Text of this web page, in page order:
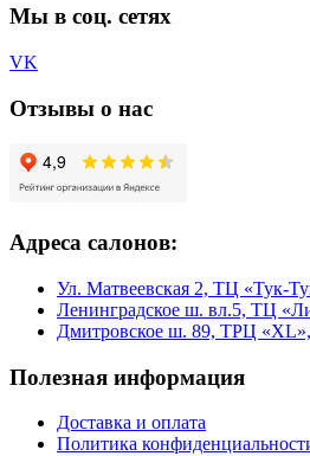
Мы в соц. сетях
VK
Отзывы о нас
Адреса салонов:
Ул. Матвеевская 2, ТЦ «Тук-
Ленинградское ш. вл.5, ТЦ
Дмитровское ш. 89, ТРЦ «XL»,
Полезная информация
Доставка и оплата
Политика